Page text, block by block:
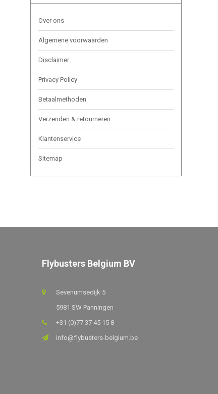
Over ons
Algemene voorwaarden
Disclaimer
Privacy Policy
Betaalmethoden
Verzenden & retourneren
Klantenservice
Sitemap
Flybusters Belgium BV
Sevenumsedijk 5
5981 SW Panningen
+31 (0)77 37 45 15 8
info@flybusters-belgium.be